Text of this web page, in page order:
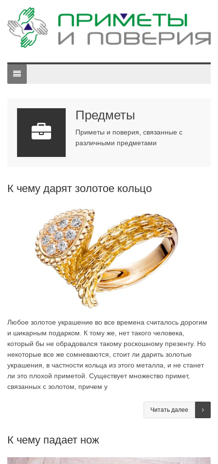
Предметы
Приметы и поверия, связанные с
различными предметами
К чему дарят золотое кольцо
Любое золотое украшение во все времена считалось дорогим
и шикарным подарком. К тому же, нет такого человека,
который бы не обрадовался такому роскошному презенту. Но
некоторые все же сомневаются, стоит ли дарить золотые
украшения, в частности кольца из этого металла, и не станет
ли это плохой приметой. Существует множество примет,
связанных с золотом, причем у
Читать далее
К чему падает нож